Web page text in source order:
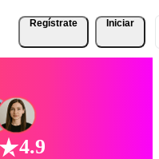
Regístrate Iniciar
4.9